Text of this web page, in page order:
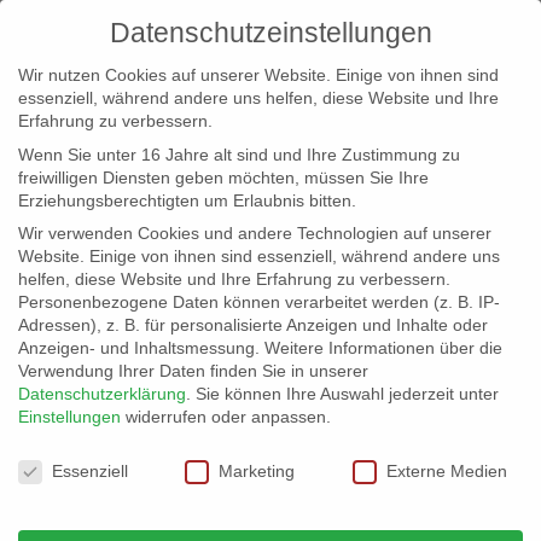
info@erfolgreich-events.de
+4940 46 777 230
Datenschutzeinstellungen
Wir nutzen Cookies auf unserer Website. Einige von ihnen sind
essenziell, während andere uns helfen, diese Website und Ihre
Erfahrung zu verbessern.
Wenn Sie unter 16 Jahre alt sind und Ihre Zustimmung zu
freiwilligen Diensten geben möchten, müssen Sie Ihre
Erziehungsberechtigten um Erlaubnis bitten.
Wir verwenden Cookies und andere Technologien auf unserer
Website. Einige von ihnen sind essenziell, während andere uns
helfen, diese Website und Ihre Erfahrung zu verbessern.
Personenbezogene Daten können verarbeitet werden (z. B. IP-
Adressen), z. B. für personalisierte Anzeigen und Inhalte oder
Anzeigen- und Inhaltsmessung. Weitere Informationen über die
Verwendung Ihrer Daten finden Sie in unserer
Datenschutzerklärung
Sie können Ihre Auswahl jederzeit unter
Einstellungen widerrufen oder anpassen.
Datenschutzeinstellungen
Essenziell Marketing Externe Medien